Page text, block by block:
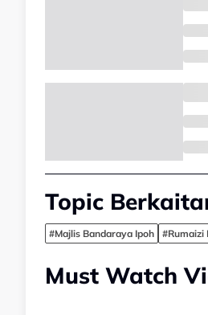
Topic
#Majlis Bandaraya Ipoh #Rumaizi
Must Watch